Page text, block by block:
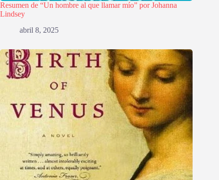
Resumen de “Un hombre al que llamar mío” por Johanna
Lindsey
abril 8, 2025